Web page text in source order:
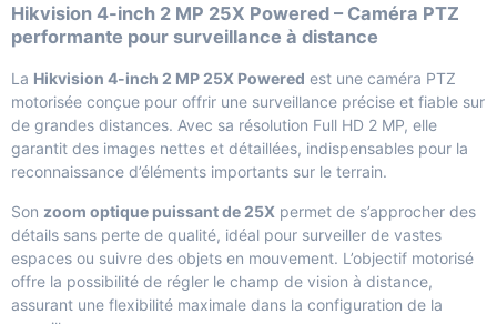
Hikvision 4-inch 2 MP 25X Powered – Caméra PTZ
performante pour surveillance à distance
La Hikvision 4-inch 2 MP 25X Powered est une caméra PTZ
motorisée conçue pour offrir une surveillance précise et fiable sur
de grandes distances. Avec sa résolution Full HD 2 MP, elle
garantit des images nettes et détaillées, indispensables pour la
reconnaissance d’éléments importants sur le terrain.
Son zoom optique puissant de 25X permet de s’approcher des
détails sans perte de qualité, idéal pour surveiller de vastes
espaces ou suivre des objets en mouvement. L’objectif motorisé
offre la possibilité de régler le champ de vision à distance,
assurant une flexibilité maximale dans la configuration de la